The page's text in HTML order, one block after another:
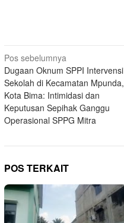
Navigasi
pos
Pos sebelumnya
Dugaan Oknum SPPI Intervensi
Sekolah di Kecamatan Mpunda,
Kota Bima: Intimidasi dan
Keputusan Sepihak Ganggu
Operasional SPPG Mitra
POS TERKAIT